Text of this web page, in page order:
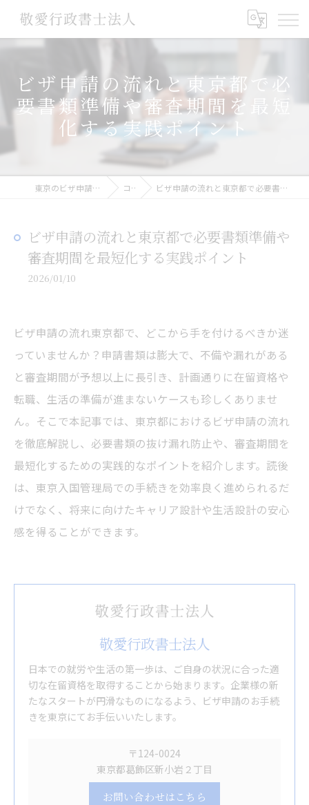
ビザ申請の流れと東京都で必
要書類準備や審査期間を最短
化する実践ポイント
東京のビザ申請なら敬愛行政書士法人 コラム ビザ申請の流れと東京都で必要書類準備や審査期間を最短化する実践ポイント
ビザ申請の流れと東京都で必要書類準備や
審査期間を最短化する実践ポイント
2026/01/10
ビザ申請の流れ東京都で、どこから手を付けるべきか迷
っていませんか？申請書類は膨大で、不備や漏れがある
と審査期間が予想以上に長引き、計画通りに在留資格や
転職、生活の準備が進まないケースも珍しくありませ
ん。そこで本記事では、東京都におけるビザ申請の流れ
を徹底解説し、必要書類の抜け漏れ防止や、審査期間を
最短化するための実践的なポイントを紹介します。読後
は、東京入国管理局での手続きを効率良く進められるだ
けでなく、将来に向けたキャリア設計や生活設計の安心
感を得ることができます。
敬愛行政書士法人
日本での就労や生活の第一歩は、ご自身の状況に合った適
切な在留資格を取得することから始まります。企業様の新
たなスタートが円滑なものになるよう、ビザ申請のお手続
きを東京にてお手伝いいたします。
〒124-0024
東京都葛飾区新小岩２丁目
お問い合わせはこちら